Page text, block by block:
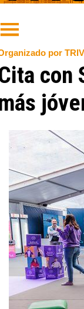
por
con